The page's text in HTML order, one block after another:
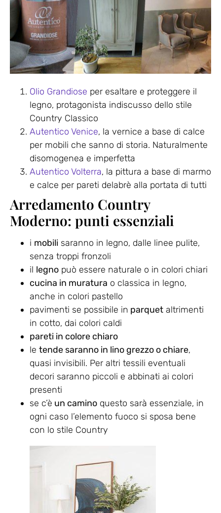
Olio Grandiose per esaltare e proteggere il
legno, protagonista indiscusso dello stile
Country Classico
Autentico Venice, la vernice a base di calce
per mobili che sanno di storia. Naturalmente
disomogenea e imperfetta
Autentico Volterra, la pittura a base di marmo
e calce per pareti delabrè alla portata di tutti
Arredamento Country
Moderno: punti essenziali
i mobili saranno in legno, dalle linee pulite,
senza troppi fronzoli
il legno può essere naturale o in colori chiari
cucina in muratura o classica in legno,
anche in colori pastello
pavimenti se possibile in parquet altrimenti
in cotto, dai colori caldi
pareti in colore chiaro
le tende saranno in lino grezzo o chiare,
quasi invisibili. Per altri tessili eventuali
decori saranno piccoli e abbinati ai colori
presenti
se c’è un camino questo sarà essenziale, in
ogni caso l’elemento fuoco si sposa bene
con lo stile Country